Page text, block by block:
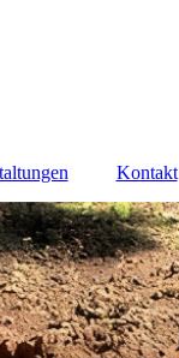
Kontakt